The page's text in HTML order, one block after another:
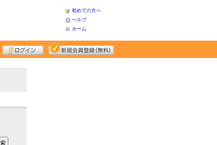
初めての方へ
ヘルプ
ホーム